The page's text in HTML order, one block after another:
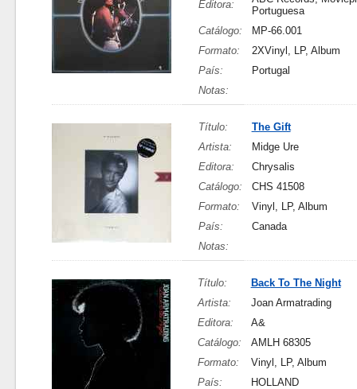
Editora:
Portuguesa
Catálogo:
MP-66.001
Formato:
2XVinyl, LP, Album
País:
Portugal
Notas:
Título:
The Gift
Artista:
Midge Ure
Editora:
Chrysalis
Catálogo:
CHS 41508
Formato:
Vinyl, LP, Album
País:
Canada
Notas:
Título:
Back To The Night
Artista:
Joan Armatrading
Editora:
A&
Catálogo:
AMLH 68305
Formato:
Vinyl, LP, Album
País:
HOLLAND